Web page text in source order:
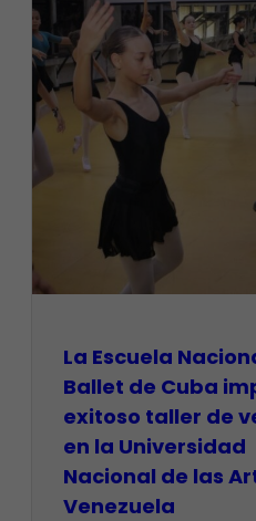
La Escuela
Ballet de Cuba
exitoso taller de
en la Universidad
Nacional de las
Venezuela